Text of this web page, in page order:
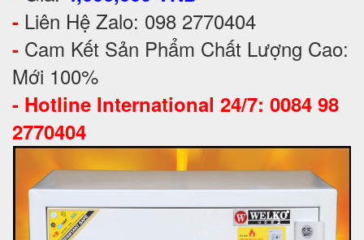
- Liên Hệ Zalo: 098 2770404
- Cam Kết Sản Phẩm Chất Lượng Cao:
Mới 100%
- Hotline International 24/7: 0084 98
2770404